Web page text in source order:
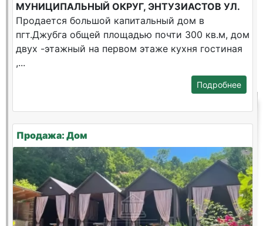
МУНИЦИПАЛЬНЫЙ ОКРУГ, ЭНТУЗИАСТОВ УЛ.
Продается большой капитальный дом в
пгт.Джубга общей площадью почти 300 кв.м, дом
двух -этажный на первом этаже кухня гостиная
,...
Подробнее
Продажа: Дом